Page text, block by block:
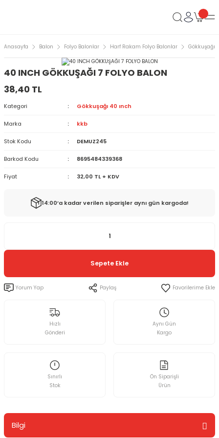
Anasayfa Balon Folyo Balonlar Harf Rakam Folyo Balonlar Gökkuşağı
40 INCH GÖKKUŞAĞI 7 FOLYO BALON
38,40 TL
Kategori Gökkuşağı 40 ınch
Marka kkb
Stok Kodu DEMUZ245
Barkod Kodu 8695484339368
Fiyat 32,00 TL + KDV
14:00’a kadar verilen siparişler aynı gün kargoda!
Sepete Ekle
Yorum Yap Paylaş
Hızlı
Gönderi
Aynı Gün
Kargo
Sınırlı
Stok
Ön Siparişli
Ürün
Bilgi